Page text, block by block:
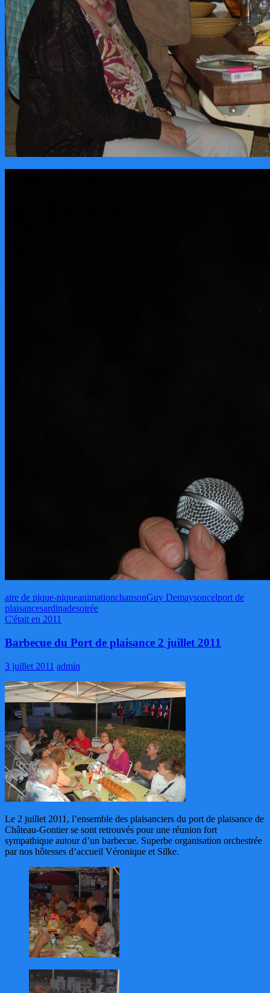
aire de pique-niqueanimationchansonGuy Demaysoncelport de
plaisancesardinadesoirée
C'était en 2011
Barbecue du Port de plaisance 2 juillet 2011
3 juillet 2011 admin
Le 2 juillet 2011, l’ensemble des plaisanciers du port de plaisance de
Château-Gontier se sont retrouvés pour une réunion fort
sympathique autour d’un barbecue. Superbe organisation orchestrée
par nos hôtesses d’accueil Véronique et Silke.